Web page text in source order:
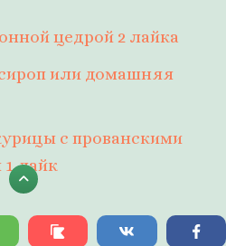
цедрой 2 лайка
или домашняя
с прованскими
1 лайк